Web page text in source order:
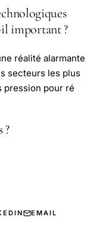
important ?
réalité alarmante
secteurs les plus
pression pour ré
?
EMAIL